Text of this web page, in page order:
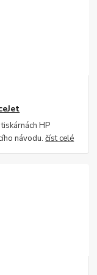
HP
návodu.číst celé